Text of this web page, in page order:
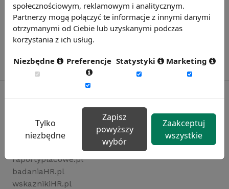
Rynekpracy.pl
sedlak.pl
raportyplacowe.pl
badaniaHR.pl
wskaznikiHR.pl
społecznościowym, reklamowym i analitycznym.
Partnerzy mogą połączyć te informacje z innymi danymi
otrzymanymi od Ciebie lub uzyskanymi podczas
korzystania z ich usług.
Niezbędne Preferencje Statystyki Marketing
Tylko
niezbędne
Zapisz
powyższy
wybór
Zaakceptuj
wszystkie